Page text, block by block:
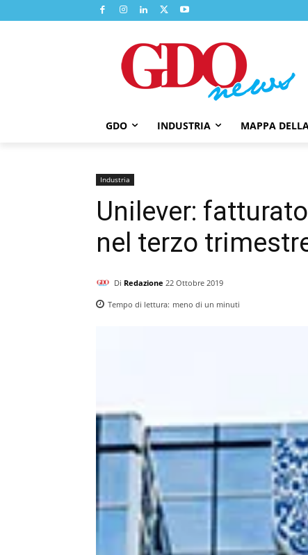
GDO INDUSTRIA MAPPA
Industria
Unilever:
nel terzo
Di Redazione 22 Ottobre 2019
Tempo di lettura: meno di un minuti